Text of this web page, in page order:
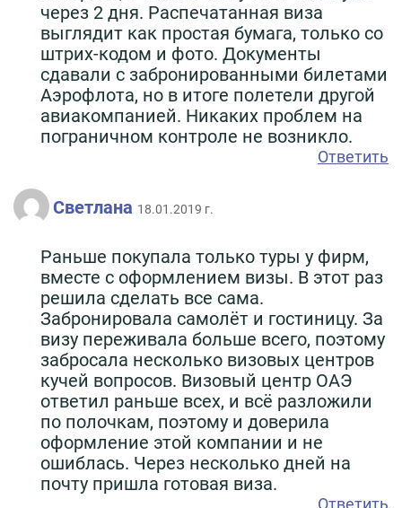
через 2 дня. Распечатанная виза
выглядит как простая бумага, только со
штрих-кодом и фото. Документы
сдавали с забронированными билетами
Аэрофлота, но в итоге полетели другой
авиакомпанией. Никаких проблем на
пограничном контроле не возникло.
Ответить
Светлана 18.01.2019 г.
Раньше покупала только туры у фирм,
вместе с оформлением визы. В этот раз
решила сделать все сама.
Забронировала самолёт и гостиницу. За
визу переживала больше всего, поэтому
забросала несколько визовых центров
кучей вопросов. Визовый центр ОАЭ
ответил раньше всех, и всё разложили
по полочкам, поэтому и доверила
оформление этой компании и не
ошиблась. Через несколько дней на
почту пришла готовая виза.
Ответить